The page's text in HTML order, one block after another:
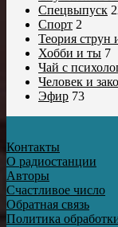
Спецвыпуск
Спорт 2
Теория струн
Хобби и ты 7
Чай с
Человек и
Эфир 73
Контакты
О радиостанции
Авторы
Счастливое число
Обратная связь
Политика